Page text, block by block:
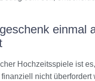
einmal
Hochzeitsspiele ist
nicht überfordert